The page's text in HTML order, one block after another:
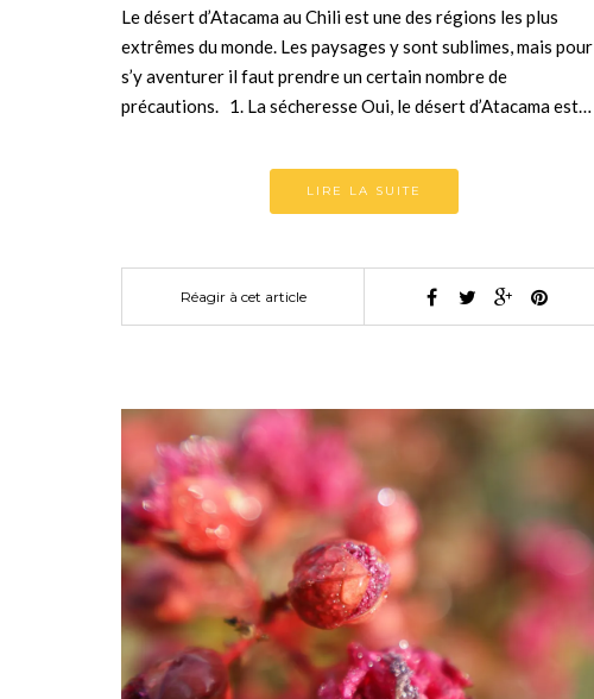
Le désert d’Atacama au Chili est une des régions les plus
extrêmes du monde. Les paysages y sont sublimes, mais pour
s’y aventurer il faut prendre un certain nombre de
précautions. 1. La sécheresse Oui, le désert d’Atacama est…
LIRE LA SUITE
Réagir à cet article